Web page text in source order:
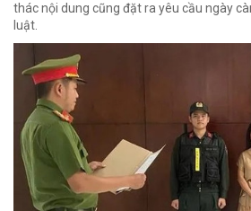
thác nội dung cũng đặt ra yêu cầu ngày
luật.